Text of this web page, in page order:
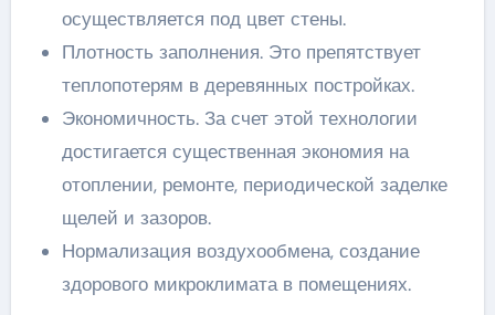
осуществляется под цвет стены.
Плотность заполнения. Это препятствует
теплопотерям в деревянных постройках.
Экономичность. За счет этой технологии
достигается существенная экономия на
отоплении, ремонте, периодической заделке
щелей и зазоров.
Нормализация воздухообмена, создание
здорового микроклимата в помещениях.